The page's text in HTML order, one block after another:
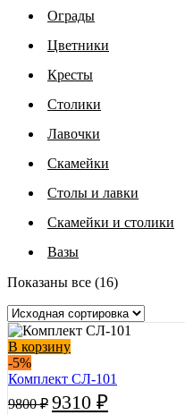
Ограды
Цветники
Кресты
Столики
Лавочки
Скамейки
Столы и лавки
Скамейки и столики
Вазы
Показаны все (16)
В корзину
-5%
Комплект СЛ-101
9800₽ 9310 ₽